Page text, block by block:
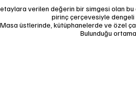
verilen değerin bir simgesi olan bu
pirinç çerçevesiyle dengeli
Masa üstlerinde, kütüphanelerde ve özel
Bulunduğu